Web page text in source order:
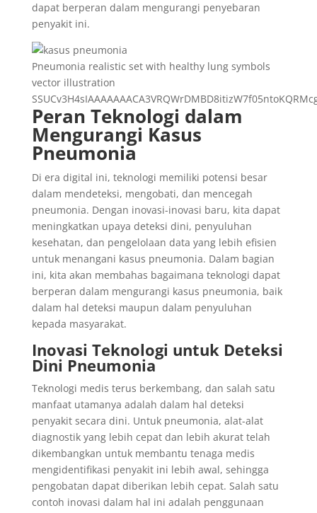
dapat berperan dalam mengurangi penyebaran
penyakit ini.
Pneumonia realistic set with healthy lung symbols
vector illustration
Peran Teknologi dalam
Mengurangi Kasus
Pneumonia
Di era digital ini, teknologi memiliki potensi besar
dalam mendeteksi, mengobati, dan mencegah
pneumonia. Dengan inovasi-inovasi baru, kita dapat
meningkatkan upaya deteksi dini, penyuluhan
kesehatan, dan pengelolaan data yang lebih efisien
untuk menangani kasus pneumonia. Dalam bagian
ini, kita akan membahas bagaimana teknologi dapat
berperan dalam mengurangi kasus pneumonia, baik
dalam hal deteksi maupun dalam penyuluhan
kepada masyarakat.
Inovasi Teknologi untuk Deteksi
Dini Pneumonia
Teknologi medis terus berkembang, dan salah satu
manfaat utamanya adalah dalam hal deteksi
penyakit secara dini. Untuk pneumonia, alat-alat
diagnostik yang lebih cepat dan lebih akurat telah
dikembangkan untuk membantu tenaga medis
mengidentifikasi penyakit ini lebih awal, sehingga
pengobatan dapat diberikan lebih cepat. Salah satu
contoh inovasi dalam hal ini adalah penggunaan